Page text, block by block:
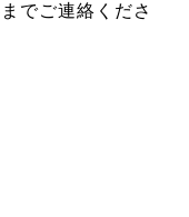
でご連絡くださ